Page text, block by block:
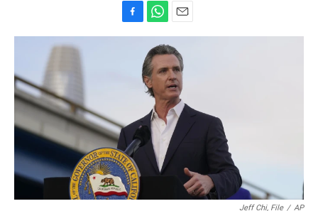
a
h
a
t
s
A
p
p
m
a
i
l
Jeff Chi, File / AP